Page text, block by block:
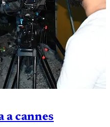
a cannes